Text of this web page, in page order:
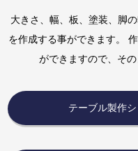
大きさ、幅、板、塗装、脚
を作成する事ができます。
ができますので、そ
テーブル製作